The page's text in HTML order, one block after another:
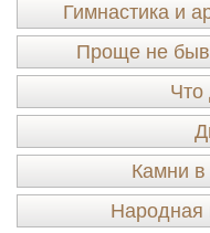
Гимнастика и
Проще не
Что
Камни
Народная